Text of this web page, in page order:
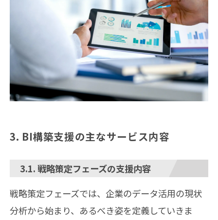
3. BI構築支援の主なサービス内容
3.1. 戦略策定フェーズの支援内容
戦略策定フェーズでは、企業のデータ活用の現状
分析から始まり、あるべき姿を定義していきま